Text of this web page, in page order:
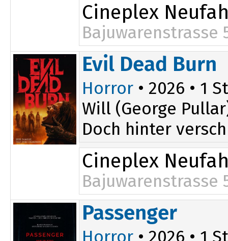
Cineplex
Bajuwarenstrasse
Evil Dead Burn
Horror • 2026 • 1
Will (George
Doch hinter
Cineplex
Bajuwarenstrasse
Passenger
Horror • 2026 • 1